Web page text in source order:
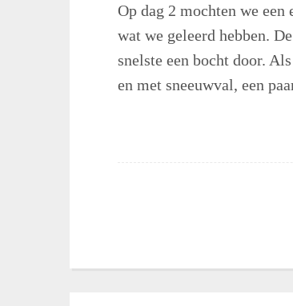
Op dag 2 mochten we
wat we geleerd hebben.
snelste een bocht door.
en met sneeuwval, een